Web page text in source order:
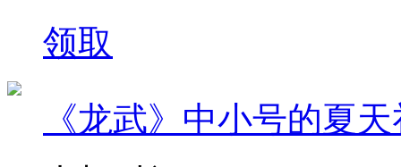
领取
《龙武》中小号的夏